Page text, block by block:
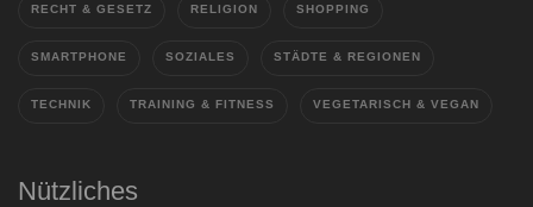
RECHT & GESETZ RELIGION SHOPPING
SMARTPHONE SOZIALES STÄDTE & REGIONEN
TECHNIK TRAINING & FITNESS VEGETARISCH & VEGAN
Nützliches